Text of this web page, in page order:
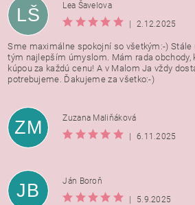
LŠ
Lea Šavelova
|
2.12.2025
Sme maximálne spokojní so všetkým:-) Stále
tým najlepším úmyslom. Mám rada obchody,
kúpou za každú cenu! A v Malom Ja vždy
potrebujeme. Ďakujeme za všetko:-)
ZM
Zuzana Maliňáková
|
6.11.2025
JB
Ján Boroň
|
5.9.2025